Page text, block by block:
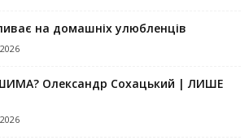
на домашніх улюбленців
Олександр Сохацький | ЛИШЕ